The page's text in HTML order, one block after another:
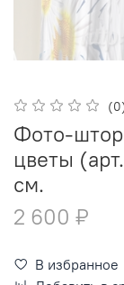
Фото-
цветы
см.
2 600 ₽
В избранное